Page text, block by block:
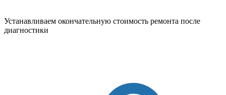
Устанавливаем окончательную стоимость ремонта после
диагностики